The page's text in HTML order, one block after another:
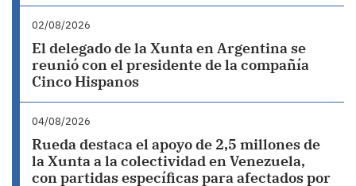
02/08/2026
El delegado de la Xunta en Argentina se
reunió con el presidente de la compañía
Cinco Hispanos
04/08/2026
Rueda destaca el apoyo de 2,5 millones de
la Xunta a la colectividad en Venezuela,
con partidas específicas para afectados por